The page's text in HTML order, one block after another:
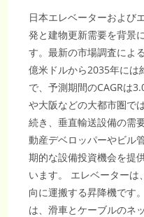
す
る
次
世
代
HVAC
テ
ク
ノ
ロ
ジ
ー
日本エレベーターおよび
発と建物更新需要を背景
す。最新の市場調査によ
億米ドルから2035年には
で、予測期間のCAGRは
や大阪などの大都市圏で
続き、垂直輸送設備の需
動産デベロッパーやビル
期的な設備投資機会を提
います。 エレベーター
向に運搬する昇降機です
は、滑車とケーブルのネ